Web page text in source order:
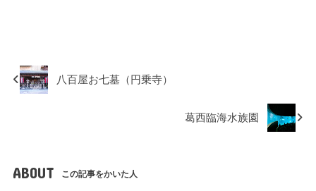
八百屋お七墓（円乗寺）
葛西臨海水族園
ABOUT この記事をかいた人